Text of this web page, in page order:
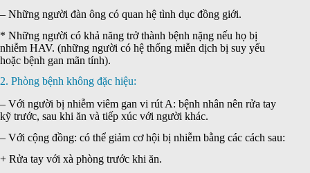
– Những người đàn ông có quan hệ tình dục đồng giới.
* Những người có khả năng trở thành bệnh nặng nếu họ bị
nhiễm HAV. (những người có hệ thống miễn dịch bị suy yếu
hoặc bệnh gan mãn tính).
2. Phòng bệnh không đặc hiệu:
– Với người bị nhiễm viêm gan vi rút A: bệnh nhân nên rửa tay
kỹ trước, sau khi ăn và tiếp xúc với người khác.
– Với cộng đồng: có thể giảm cơ hội bị nhiễm bằng các cách sau:
+ Rửa tay với xà phòng trước khi ăn.